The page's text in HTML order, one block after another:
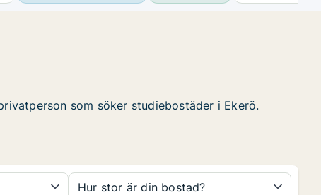
som söker studiebostäder i Ekerö.
Hur stor är din bostad?